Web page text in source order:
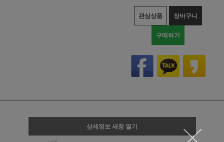
관심상품 장바구니
구매하기
상세정보 새창 열기